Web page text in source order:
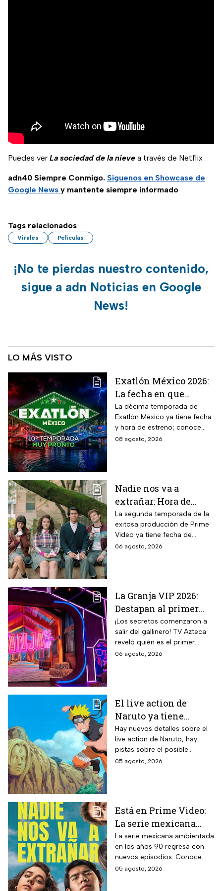
Puedes ver La sociedad de la nieve a través de Netflix
adn40 Siempre Conmigo. Síguenos en Showcase de
Google News y mantente siempre informado
Tags relacionados
Virales Películas
¡No te pierdas nuestro contenido,
sigue a adn Noticias en Google
News!
LO MÁS VISTO
Exatlón México 2026:
La fecha en que
iniciará la nueva
temporada
La décima temporada de
Exatlón México ya tiene fecha
y hora de estreno; conoce
cuándo comienza, dónde
08 agosto, 2026
Nadie nos va a
extrañar: Hora de
estreno de la
Temporada 2 y reparto
completo
La segunda temporada de la
exitosa producción de Prime
Video ya tiene fecha de
estreno. Conoce el horario en
06 agosto, 2026
La Granja VIP 2026:
Destapan al primer
participante del
reality más viral de la
televisión mexicana
¡Los secretos comenzaron a
salir del gallinero! TV Azteca
reveló quién es el primer
granjero confirmado para la
06 agosto, 2026
El live action de
Naruto ya tiene
director y así avanza
el casting de la
película
Hay nuevos detalles sobre el
live action de Naruto, hay
pistas sobre el posible
enfoque de la historia y
05 agosto, 2026
Está en Prime Video:
La serie mexicana
noventera de la que
todos están hablando
y que se ve en un fin
de semana
La serie mexicana ambientada
en los años 90 regresa con
nuevos episodios. Conoce
cuándo se estrena, qué
05 agosto, 2026